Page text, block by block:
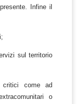
Infine il
sul territorio
critici come ad
o